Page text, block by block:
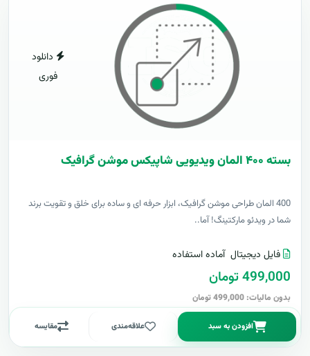
دانلود
فوری
بسته ۴۰۰ المان ویدیویی شاپیکس موشن گرافیک
400 المان طراحی موشن گرافیک، ابزار حرفه ای و ساده برای خلق و تقویت برند
شما در ویدئو مارکتینگ! آما..
فایل دیجیتال آماده استفاده
499,000 تومان
بدون مالیات: 499,000 تومان
افزودن به سبد علاقه‌مندی مقایسه